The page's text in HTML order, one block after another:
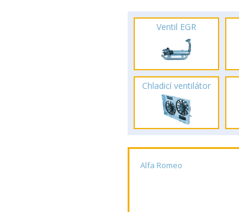
Ventil EGR
Chladicí ventilátor
Alfa Romeo